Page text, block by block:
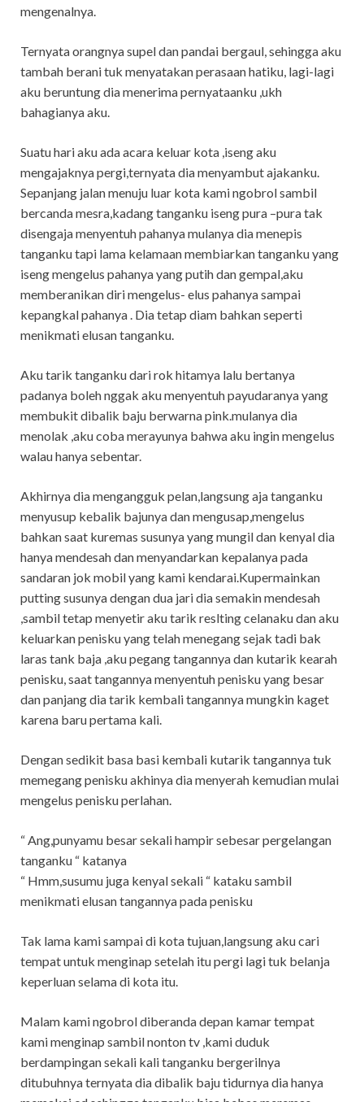
mengenalnya.
Ternyata orangnya supel dan pandai bergaul, sehingga aku
tambah berani tuk menyatakan perasaan hatiku, lagi-lagi
aku beruntung dia menerima pernyataanku ,ukh
bahagianya aku.
Suatu hari aku ada acara keluar kota ,iseng aku
mengajaknya pergi,ternyata dia menyambut ajakanku.
Sepanjang jalan menuju luar kota kami ngobrol sambil
bercanda mesra,kadang tanganku iseng pura –pura tak
disengaja menyentuh pahanya mulanya dia menepis
tanganku tapi lama kelamaan membiarkan tanganku yang
iseng mengelus pahanya yang putih dan gempal,aku
memberanikan diri mengelus- elus pahanya sampai
kepangkal pahanya . Dia tetap diam bahkan seperti
menikmati elusan tanganku.
Aku tarik tanganku dari rok hitamya lalu bertanya
padanya boleh nggak aku menyentuh payudaranya yang
membukit dibalik baju berwarna pink.mulanya dia
menolak ,aku coba merayunya bahwa aku ingin mengelus
walau hanya sebentar.
Akhirnya dia mengangguk pelan,langsung aja tanganku
menyusup kebalik bajunya dan mengusap,mengelus
bahkan saat kuremas susunya yang mungil dan kenyal dia
hanya mendesah dan menyandarkan kepalanya pada
sandaran jok mobil yang kami kendarai.Kupermainkan
putting susunya dengan dua jari dia semakin mendesah
,sambil tetap menyetir aku tarik reslting celanaku dan aku
keluarkan penisku yang telah menegang sejak tadi bak
laras tank baja ,aku pegang tangannya dan kutarik kearah
penisku, saat tangannya menyentuh penisku yang besar
dan panjang dia tarik kembali tangannya mungkin kaget
karena baru pertama kali.
Dengan sedikit basa basi kembali kutarik tangannya tuk
memegang penisku akhinya dia menyerah kemudian mulai
mengelus penisku perlahan.
“ Ang,punyamu besar sekali hampir sebesar pergelangan
tanganku “ katanya
“ Hmm,susumu juga kenyal sekali “ kataku sambil
menikmati elusan tangannya pada penisku
Tak lama kami sampai di kota tujuan,langsung aku cari
tempat untuk menginap setelah itu pergi lagi tuk belanja
keperluan selama di kota itu.
Malam kami ngobrol diberanda depan kamar tempat
kami menginap sambil nonton tv ,kami duduk
berdampingan sekali kali tanganku bergerilnya
ditubuhnya ternyata dia dibalik baju tidurnya dia hanya